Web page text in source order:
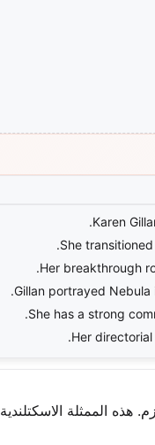
Karen
She
Her breakthrough
Gillan portrayed Nebula
She has a strong
Her
هذه الممثلة الاسكتلندية